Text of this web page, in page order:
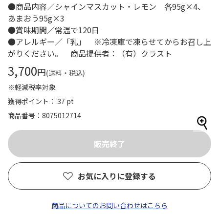
●商品内容／シャインマスカット・レモン 各95g×4、
あまおう95g×3
●賞味期間／常温で120日
●アレルギー／「乳」 ※冷凍庫で凍らせてからお召し上
がりください。 商品提供者：（有）クラスト
3,700円(送料・税込)
※軽減税率対象
獲得ポイント： 37 pt
商品番号
8075012714
お気に入りに登録する
商品についてのお問い合わせはこちら